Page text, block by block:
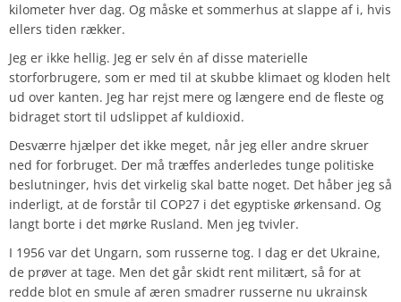
kilometer hver dag. Og måske et sommerhus at slappe af i, hvis
ellers tiden rækker.
Jeg er ikke hellig. Jeg er selv én af disse materielle
storforbrugere, som er med til at skubbe klimaet og kloden helt
ud over kanten. Jeg har rejst mere og længere end de fleste og
bidraget stort til udslippet af kuldioxid.
Desværre hjælper det ikke meget, når jeg eller andre skruer
ned for forbruget. Der må træffes anderledes tunge politiske
beslutninger, hvis det virkelig skal batte noget. Det håber jeg så
inderligt, at de forstår til COP27 i det egyptiske ørkensand. Og
langt borte i det mørke Rusland. Men jeg tvivler.
I 1956 var det Ungarn, som russerne tog. I dag er det Ukraine,
de prøver at tage. Men det går skidt rent militært, så for at
redde blot en smule af æren smadrer russerne nu ukrainsk